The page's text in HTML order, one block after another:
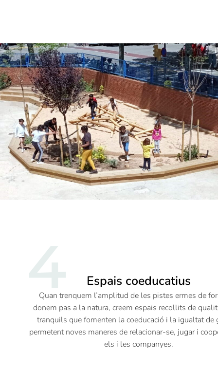
4 Espais coeducatius
Quan trenquem l’amplitud de les pistes ermes de
donem pas a la natura, creem espais recollits de
tranquils que fomenten la coeducació i la igualtat de
permetent noves maneres de relacionar-se, jugar i
els i les companyes.